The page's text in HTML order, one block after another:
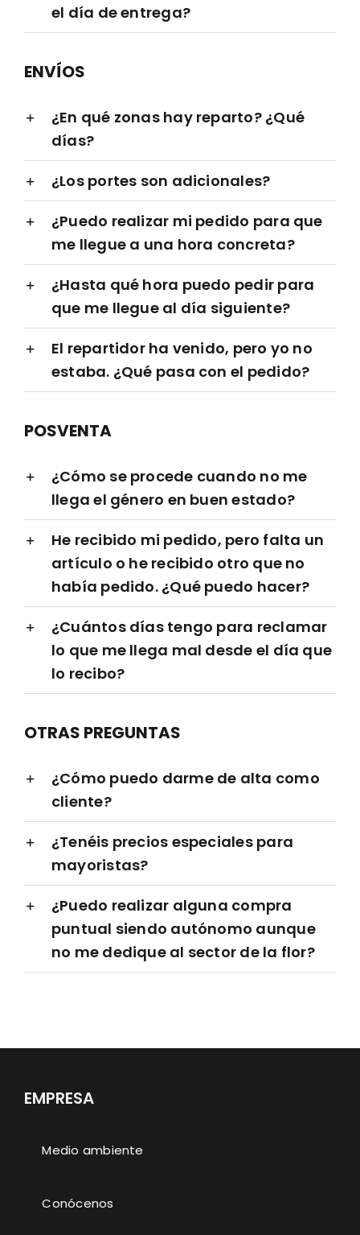
el día de entrega?
ENVÍOS
¿En qué zonas hay reparto? ¿Qué
días?
¿Los portes son adicionales?
¿Puedo realizar mi pedido para que
me llegue a una hora concreta?
¿Hasta qué hora puedo pedir para
que me llegue al día siguiente?
El repartidor ha venido, pero yo no
estaba. ¿Qué pasa con el pedido?
POSVENTA
¿Cómo se procede cuando no me
llega el género en buen estado?
He recibido mi pedido, pero falta un
artículo o he recibido otro que no
había pedido. ¿Qué puedo hacer?
¿Cuántos días tengo para reclamar
lo que me llega mal desde el día que
lo recibo?
OTRAS PREGUNTAS
¿Cómo puedo darme de alta como
cliente?
¿Tenéis precios especiales para
mayoristas?
¿Puedo realizar alguna compra
puntual siendo autónomo aunque
no me dedique al sector de la flor?
EMPRESA
Medio ambiente
Conócenos